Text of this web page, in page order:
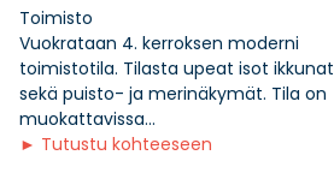
Toimisto
Vuokrataan 4. kerroksen moderni
toimistotila. Tilasta upeat isot ikkunat
sekä puisto- ja merinäkymät. Tila on
muokattavissa...
► Tutustu kohteeseen